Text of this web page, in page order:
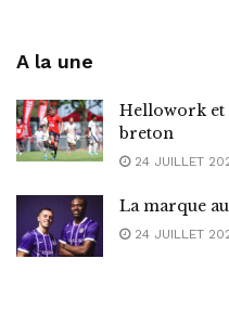
A la une
Hellowork et
breton
24 JUILLET
La marque
24 JUILLET